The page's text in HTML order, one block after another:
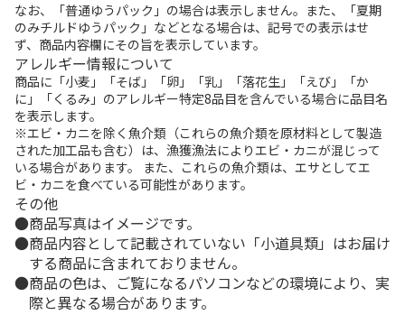
なお、「普通ゆうパック」の場合は表示しません。また、「夏期
のみチルドゆうパック」などとなる場合は、記号での表示はせ
ず、商品内容欄にその旨を表示しています。
アレルギー情報について
商品に「小麦」「そば」「卵」「乳」「落花生」「えび」「か
に」「くるみ」のアレルギー特定8品目を含んでいる場合に品目名
を表示します。
※エビ・カニを除く魚介類（これらの魚介類を原材料として製造
された加工品も含む）は、漁獲漁法によりエビ・カニが混じって
いる場合があります。 また、これらの魚介類は、エサとしてエ
ビ・カニを食べている可能性があります。
その他
商品写真はイメージです。
商品内容として記載されていない「小道具類」はお届け
する商品に含まれておりません。
商品の色は、ご覧になるパソコンなどの環境により、実
際と異なる場合があります。